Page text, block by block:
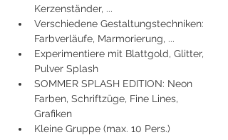
Kerzenständer, ...
Verschiedene Gestaltungstechniken:
Farbverläufe, Marmorierung, ...
Experimentiere mit Blattgold, Glitter,
Pulver Splash
SOMMER SPLASH EDITION: Neon
Farben, Schriftzüge, Fine Lines,
Grafiken
Kleine Gruppe (max. 10 Pers.)